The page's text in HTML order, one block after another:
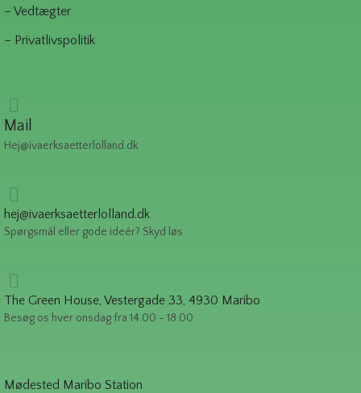
– Vedtægter
– Privatlivspolitik
Mail
Hej@ivaerksaetterlolland.dk
hej@ivaerksaetterlolland.dk
Spørgsmål eller gode ideér? Skyd løs
The Green House, Vestergade 33, 4930 Maribo
Besøg os hver onsdag fra 14.00 - 18.00
Mødested Maribo Station